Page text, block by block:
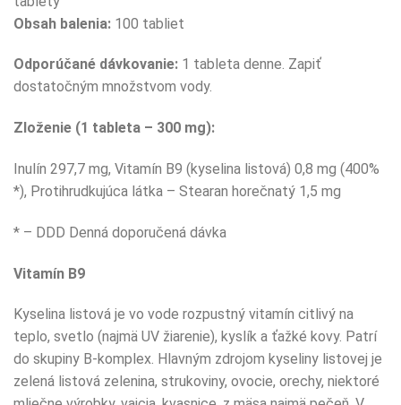
Obsah balenia: 100 tabliet
Odporúčané dávkovanie: 1 tableta denne. Zapiť
dostatočným množstvom vody.
Zloženie (1 tableta – 300 mg):
Inulín 297,7 mg, Vitamín B9 (kyselina listová) 0,8 mg (400%
*), Protihrudkujúca látka – Stearan horečnatý 1,5 mg
* – DDD Denná doporučená dávka
Vitamín B9
Kyselina listová je vo vode rozpustný vitamín citlivý na
teplo, svetlo (najmä UV žiarenie), kyslík a ťažké kovy. Patrí
do skupiny B-komplex. Hlavným zdrojom kyseliny listovej je
zelená listová zelenina, strukoviny, ovocie, orechy, niektoré